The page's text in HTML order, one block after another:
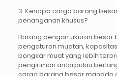
3. Kenapa cargo barang
penanganan khusus?
Barang dengan ukuran besar
pengaturan muatan,
bongkar muat yang lebih
pengiriman antarpulau